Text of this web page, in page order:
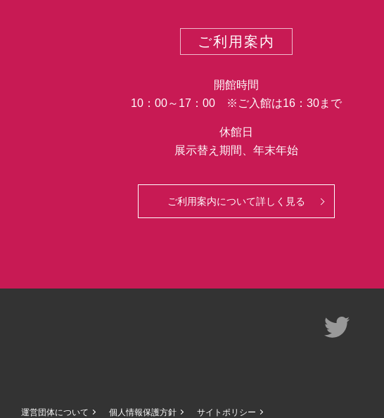
ご利用案内
開館時間
10：00～17：00 ※ご入館は16：30まで
休館日
展示替え期間、年末年始
ご利用案内について詳しく見る
運営団体について 個人情報保護方針 サイトポリシー